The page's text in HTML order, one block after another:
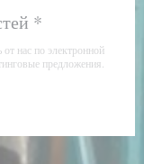
*
нас по электронной
предложения.